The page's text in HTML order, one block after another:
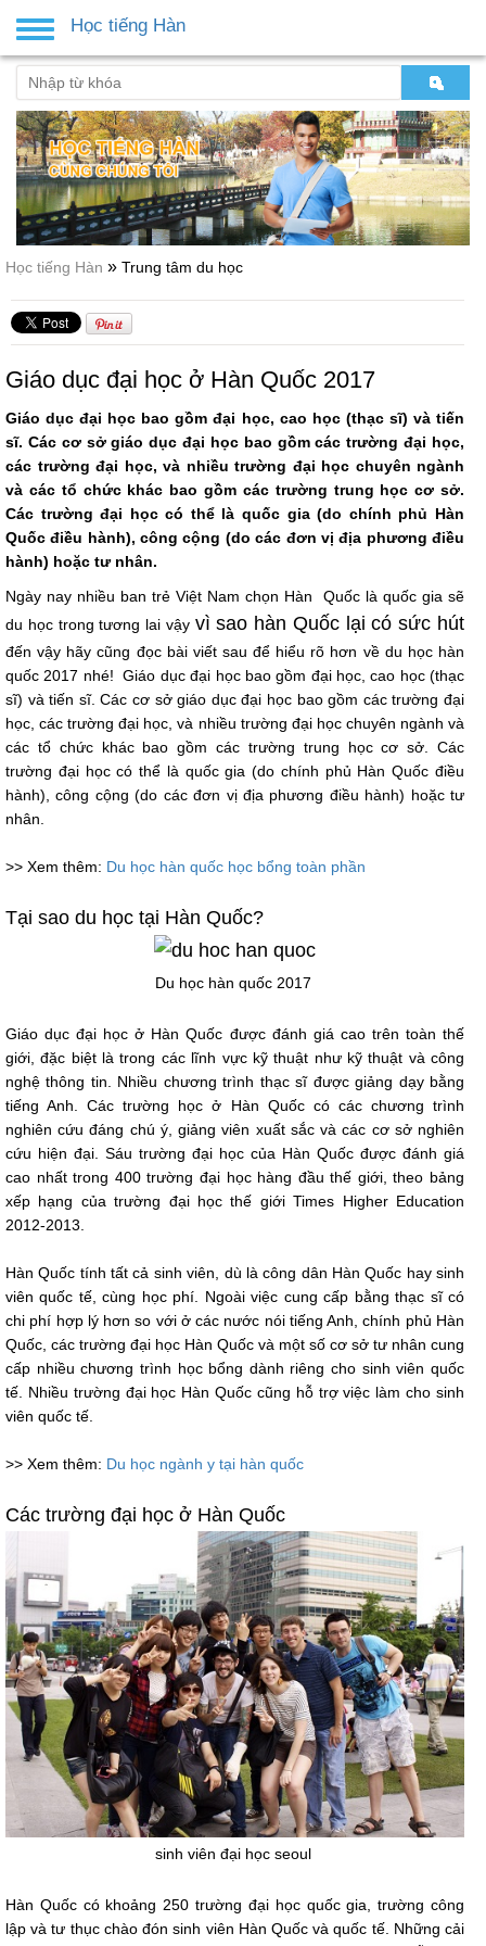
Học tiếng Hàn » Trung tâm du học
Giáo dục đại học ở Hàn Quốc 2017
Giáo dục đại học bao gồm đại học, cao học (thạc sĩ) và tiến
sĩ. Các cơ sở giáo dục đại học bao gồm các trường đại học,
các trường đại học, và nhiều trường đại học chuyên ngành
và các tổ chức khác bao gồm các trường trung học cơ sở.
Các trường đại học có thể là quốc gia (do chính phủ Hàn
Quốc điều hành), công cộng (do các đơn vị địa phương điều
hành) hoặc tư nhân.
Ngày nay nhiều ban trẻ Việt Nam chọn Hàn Quốc là quốc gia sẽ
du học trong tương lai vậy vì sao hàn Quốc lại có sức hút
đến vậy hãy cũng đọc bài viết sau để hiểu rõ hơn về du học hàn
quốc 2017 nhé! Giáo dục đại học bao gồm đại học, cao học (thạc
sĩ) và tiến sĩ. Các cơ sở giáo dục đại học bao gồm các trường đại
học, các trường đại học, và nhiều trường đại học chuyên ngành và
các tổ chức khác bao gồm các trường trung học cơ sở. Các
trường đại học có thể là quốc gia (do chính phủ Hàn Quốc điều
hành), công cộng (do các đơn vị địa phương điều hành) hoặc tư
nhân.
>> Xem thêm: Du học hàn quốc học bổng toàn phần
Tại sao du học tại Hàn Quốc?
Du học hàn quốc 2017
Giáo dục đại học ở Hàn Quốc được đánh giá cao trên toàn thế
giới, đặc biệt là trong các lĩnh vực kỹ thuật như kỹ thuật và công
nghệ thông tin. Nhiều chương trình thạc sĩ được giảng dạy bằng
tiếng Anh. Các trường học ở Hàn Quốc có các chương trình
nghiên cứu đáng chú ý, giảng viên xuất sắc và các cơ sở nghiên
cứu hiện đại. Sáu trường đại học của Hàn Quốc được đánh giá
cao nhất trong 400 trường đại học hàng đầu thế giới, theo bảng
xếp hạng của trường đại học thế giới Times Higher Education
2012-2013.
Hàn Quốc tính tất cả sinh viên, dù là công dân Hàn Quốc hay sinh
viên quốc tế, cùng học phí. Ngoài việc cung cấp bằng thạc sĩ có
chi phí hợp lý hơn so với ở các nước nói tiếng Anh, chính phủ Hàn
Quốc, các trường đại học Hàn Quốc và một số cơ sở tư nhân cung
cấp nhiều chương trình học bổng dành riêng cho sinh viên quốc
tế. Nhiều trường đại học Hàn Quốc cũng hỗ trợ việc làm cho sinh
viên quốc tế.
>> Xem thêm: Du học ngành y tại hàn quốc
Các trường đại học ở Hàn Quốc
sinh viên đại học seoul
Hàn Quốc có khoảng 250 trường đại học quốc gia, trường công
lập và tư thục chào đón sinh viên Hàn Quốc và quốc tế. Những cải
Toggle
navigation
Học tiếng Hàn